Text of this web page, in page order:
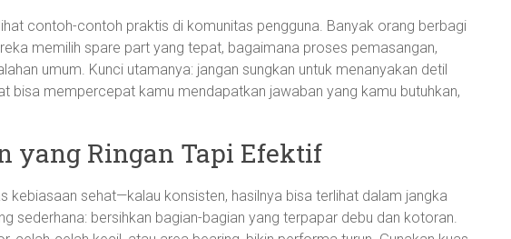
contoh-contoh praktis di komunitas pengguna. Banyak orang berbagi
memilih spare part yang tepat, bagaimana proses pemasangan,
umum. Kunci utamanya: jangan sungkan untuk menanyakan detil
bisa mempercepat kamu mendapatkan jawaban yang kamu butuhkan,
yang Ringan Tapi Efektif
kebiasaan sehat—kalau konsisten, hasilnya bisa terlihat dalam jangka
sederhana: bersihkan bagian-bagian yang terpapar debu dan kotoran.